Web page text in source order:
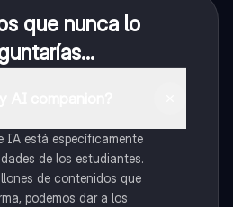
que nunca lo
IA está específicamente
de los estudiantes.
de contenidos que
podemos dar a los